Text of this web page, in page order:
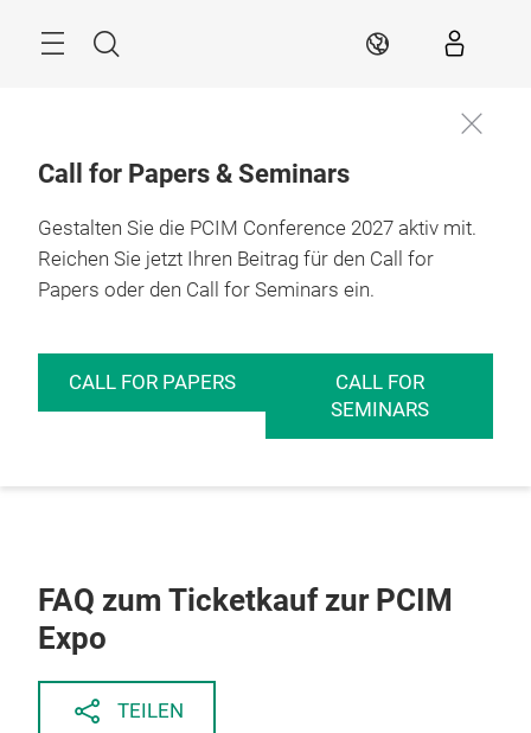
Suche DE
Call for Papers & Seminars
Gestalten Sie die PCIM Conference 2027 aktiv mit.
Reichen Sie jetzt Ihren Beitrag für den Call for
Papers oder den Call for Seminars ein.
CALL FOR PAPERS
CALL FOR
SEMINARS
FAQ zum Ticketkauf zur PCIM
Expo
TEILEN